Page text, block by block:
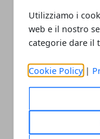
Utilizziamo i
web e il nostro
categorie dare il
Cookie Policy |
Articolo Precedente
La prossima sfida su
Twitter di Elon
descritto come un
"assolutista della
parola"